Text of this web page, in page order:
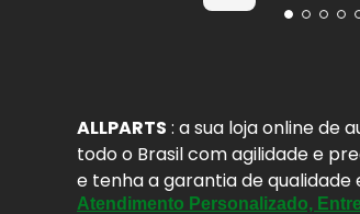
ALLPARTS : a sua loja online de
todo o Brasil com agilidade e
e tenha a garantia de qualidade
Atendimento Personalizado,